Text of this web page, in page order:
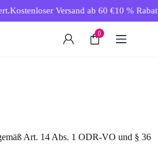
Kostenloser Versand ab 60 €10 %
0
Art. 14 Abs. 1 ODR-VO und § 36